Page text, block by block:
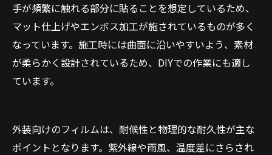
手が頻繁に触れる部分に貼ることを想定しているため、
マット仕上げやエンボス加工が施されているものが多く
なっています。施工時には曲面に沿いやすいよう、素材
が柔らかく設計されているため、DIYでの作業にも適し
ています。
外装向けのフィルムは、耐候性と物理的な耐久性が主な
ポイントとなります。紫外線や雨風、温度差にさらされ